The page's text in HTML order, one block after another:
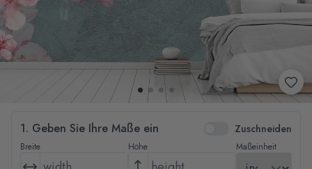
1. Geben Sie Ihre Maße ein Zuschneiden
Breite Höhe Maßeinheit